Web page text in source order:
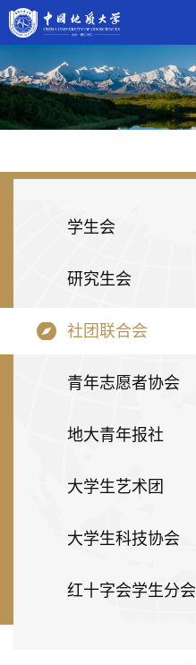
学生会
研究生会
社团联合会
青年志愿者协会
地大青年报社
大学生艺术团
大学生科技协会
红十字会学生分会